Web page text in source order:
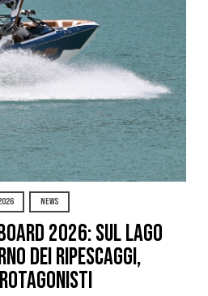
NEWS
2026: sul Lago
dei ripescaggi,